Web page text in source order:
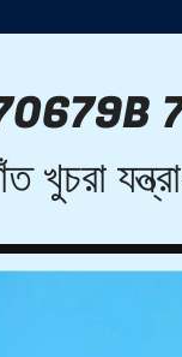
70679B
খুচরা